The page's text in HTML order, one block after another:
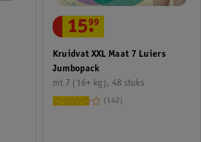
Kruidvat XXL Maat 7 Luiers
Jumbopack
mt 7 (16+ kg), 48 stuks
15.
99
142